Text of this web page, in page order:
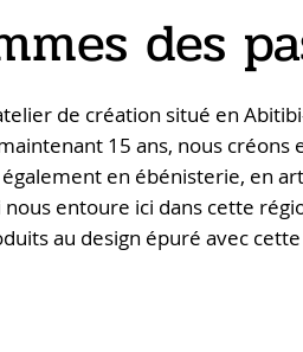
des
de création situé en
15 ans, nous
en ébénisterie, en
nous entoure ici dans cette
au design épuré avec